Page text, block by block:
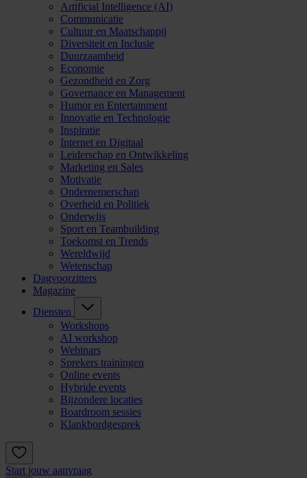
Artificial Intelligence (AI)
Communicatie
Cultuur en Maatschappij
Diversiteit en Inclusie
Duurzaamheid
Economie
Gezondheid en Zorg
Governance en Management
Humor en Entertainment
Innovatie en Technologie
Inspiratie
Internet en Digitaal
Leiderschap en Ontwikkeling
Marketing en Sales
Motivatie
Ondernemerschap
Overheid en Politiek
Onderwijs
Sport en Teambuilding
Toekomst en Trends
Wereldwijd
Wetenschap
Dagvoorzitters
Magazine
Diensten
Workshops
AI workshop
Webinars
Sprekers trainingen
Online events
Hybride events
Bijzondere locaties
Boardroom sessies
Klankbordgesprek
Start jouw aanvraag